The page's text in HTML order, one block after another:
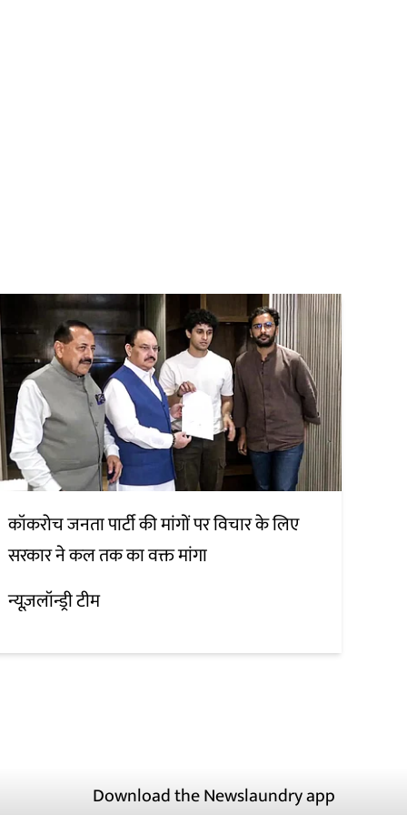
कॉकरोच जनता पार्टी की मांगों पर विचार के लिए
सरकार ने कल तक का वक्त मांगा
न्यूज़लॉन्ड्री टीम
Download the Newslaundry app